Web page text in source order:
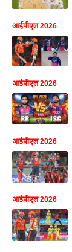
आईपीएल 2026
आईपीएल 2026
आईपीएल 2026
आईपीएल 2026